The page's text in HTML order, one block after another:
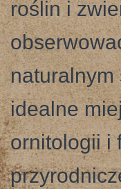
roślin i
naturalnym
idealne
ornitologii i